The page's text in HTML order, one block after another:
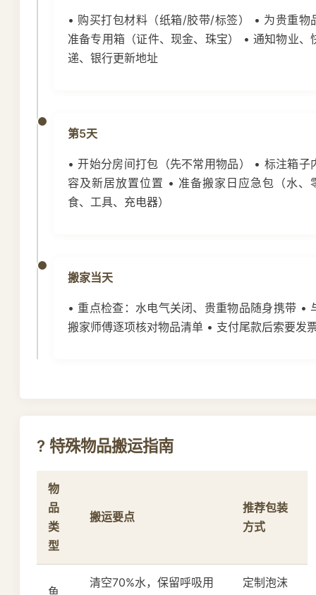
• 购买打包材料（纸箱/胶带/标签） • 为贵重物
准备专用箱（证件、现金、珠宝） • 通知物业、
递、银行更新地址
第5天
• 开始分房间打包（先不常用物品） • 标注箱子
容及新居放置位置 • 准备搬家日应急包（水、
食、工具、充电器）
搬家当天
• 重点检查：水电气关闭、贵重物品随身携带 •
搬家师傅逐项核对物品清单 • 支付尾款后索要发
? 特殊物品搬运指南
物
品
类
型
搬运要点
推荐包装
方式
鱼
清空70%水，保留呼吸用
定制泡沫